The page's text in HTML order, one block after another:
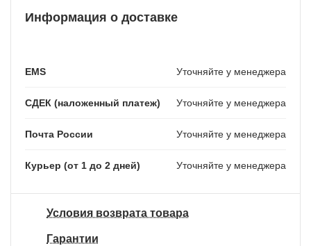
Информация о доставке
EMS Уточняйте у менеджера
СДЕК (наложенный платеж) Уточняйте у менеджера
Почта России Уточняйте у менеджера
Курьер (от 1 до 2 дней) Уточняйте у менеджера
Условия возврата товара
Гарантии